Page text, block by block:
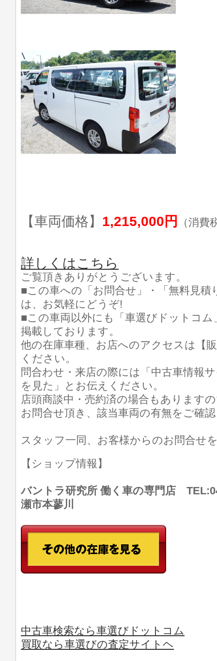
【車両価格】 1,215,000円 （消費
詳しくはこちら
ご覧頂きありがとうございます。
■この車への「お問合せ」・「無料見積
は、お気軽にどうぞ!
■この車両以外にも「車選びドットコ
掲載しております。
他の在庫車種、お店へのアクセスは【
ください。
問合わせ・来店の際には「中古車情報
を見た」とお伝えください。
店頭商談中・売約済の場合もあります
お問合せ頂き、該当車両の有無をご確
スタッフ一同、お客様からのお問合せ
【ショップ情報】
バントラ研究所 働く車の専門店
瀬市本蓼川
中古車検索なら車選びドットコム
買取なら車選びの査定サイトヘ